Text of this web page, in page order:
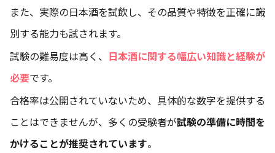
また、実際の日本酒を試飲し、その品質や特徴を正確に識
別する能力も試されます。
試験の難易度は高く、 日本酒に関する幅広い知識と経験が
必要です。
合格率は公開されていないため、具体的な数字を提供する
ことはできませんが、多くの受験者が試験の準備に時間を
かけることが推奨されています。